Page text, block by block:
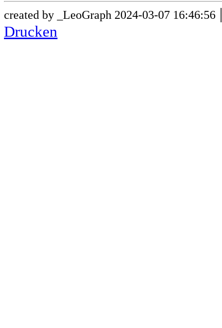
created by _LeoGraph 2024-03-07 16:46:56
Drucken